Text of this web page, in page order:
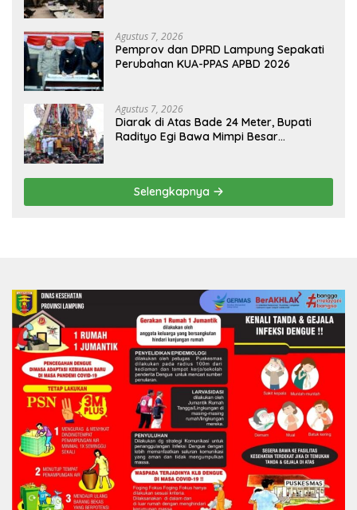
Agustus 7, 2026
Pemprov dan DPRD Lampung Sepakati
Perubahan KUA-PPAS APBD 2026
Agustus 7, 2026
Diarak di Atas Bade 24 Meter, Bupati
Radityo Egi Bawa Mimpi Besar
Selengkapnya